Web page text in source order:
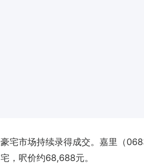
豪宅市场持续录得成交。嘉里（
宅，呎价约68,688元。